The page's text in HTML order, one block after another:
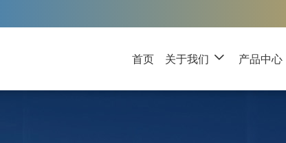
首页 关于我们 产品中心